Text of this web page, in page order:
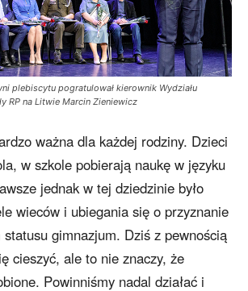
plebiscytu pogratulował kierownik Wydziału
RP na Litwie Marcin Zieniewicz
ważna dla każdej rodziny. Dzieci
w szkole pobierają naukę w języku
jednak w tej dziedzinie było
wieców i ubiegania się o przyznanie
statusu gimnazjum. Dziś z pewnością
cieszyć, ale to nie znaczy, że
Powinniśmy nadal działać i